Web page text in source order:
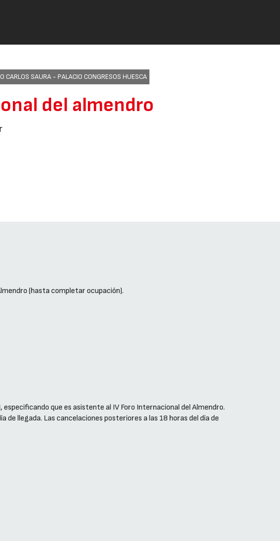
CARLOS SAURA - PALACIO CONGRESOS HUESCA
del almendro
(hasta completar ocupación).
que es asistente al IV Foro Internacional del Almendro.
llegada. Las cancelaciones posteriores a las 18 horas del día de